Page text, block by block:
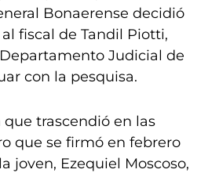
Bonaerense decidió
fiscal de Tandil Piotti,
Judicial de
con la pesquisa.
que trascendió en las
que se firmó en febrero
joven, Ezequiel Moscoso,